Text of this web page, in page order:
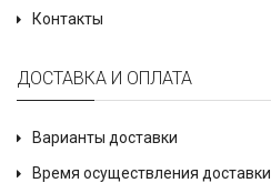
Контакты
ДОСТАВКА И ОПЛАТА
Варианты доставки
Время осуществления доставки